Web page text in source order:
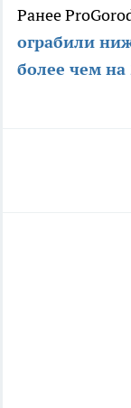
Ранее
ограбили
более чем на